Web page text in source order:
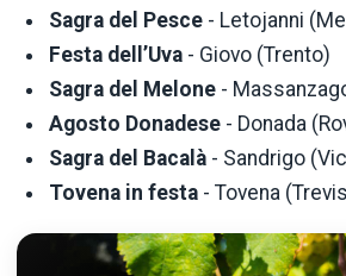
Sagra del Pesce - Letojanni
Festa dell’Uva - Giovo (Trento)
Sagra del Melone -
Agosto Donadese - Donada
Sagra del Bacalà - Sandrigo
Tovena in festa - Tovena